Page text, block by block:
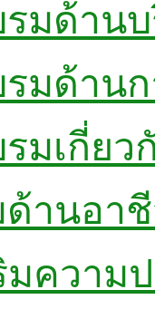
มด้าน
มด้าน
มเกี่ย
านอา
มควา